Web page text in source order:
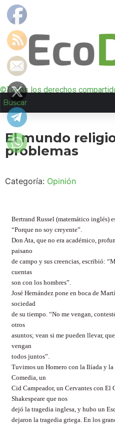
©Todos los derechos
El mundo
problemas
Categoría: Opinión
Bertrand Russel (matemático inglés)
“Porque no soy creyente”.
Don Ata, que no era académico,
paisano
de campo y sus creencias, escribió:
cuentas
son con los hombres”.
José Hernández pone en boca de
sociedad
de su tiempo. “No me vengan,
otros
asuntos; vean si me pueden llevar,
vengan
todos juntos”.
Tuvimos un Homero con la Ilíada y
Comedia, un
Cid Campeador, un Cervantes con El
Shakespeare que nos
dejó la tragedia inglesa, y hubo un
dejaron la tragedia griega. En los